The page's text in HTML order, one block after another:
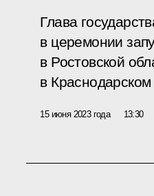
Глава
в церемонии
в Ростовской
в Краснодарском
15 июня 2023 года 13:30